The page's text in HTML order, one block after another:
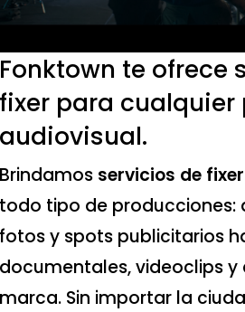
Fonktown te ofrece
fixer para cualquier
audiovisual.
Brindamos servicios de
todo tipo de producciones:
fotos y spots publicitarios
documentales, videoclips
marca. Sin importar la